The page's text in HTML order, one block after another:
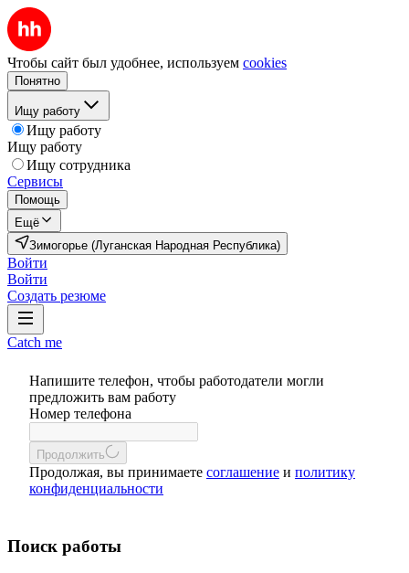
Чтобы сайт был удобнее, используем cookies
Понятно
Ищу работу
Ищу работу
Ищу работу
Ищу сотрудника
Сервисы
Помощь
Ещё
Зимогорье (Луганская Народная Республика)
Войти
Войти
Создать резюме
Catch me
Напишите телефон, чтобы работодатели могли
предложить вам работу
Номер телефона
Продолжить
Продолжая, вы принимаете соглашение и политику
конфиденциальности
Поиск работы